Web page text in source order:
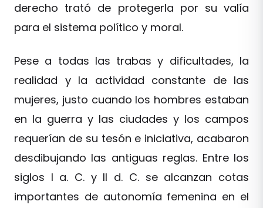
derecho trató de protegerla por su valía
para el sistema político y moral.
Pese a todas las trabas y dificultades, la
realidad y la actividad constante de las
mujeres, justo cuando los hombres estaban
en la guerra y las ciudades y los campos
requerían de su tesón e iniciativa, acabaron
desdibujando las antiguas reglas. Entre los
siglos I a. C. y II d. C. se alcanzan cotas
importantes de autonomía femenina en el